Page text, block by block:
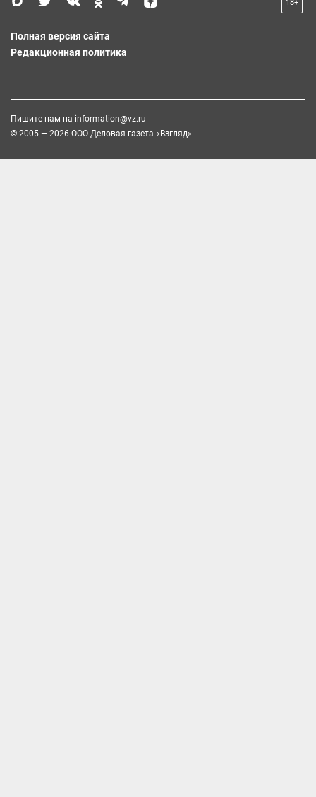
18+
Полная версия сайта
Редакционная политика
Пишите нам на information@vz.ru
© 2005 — 2026 ООО Деловая газета «Взгляд»